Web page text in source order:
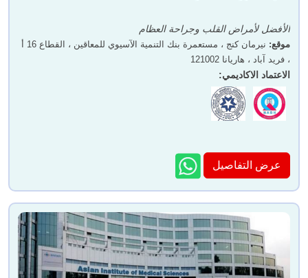
دكتور. شانشال جوبتا
دكتور جون راتان د. دانش جمال
الأفضل لأمراض القلب وجراحة العظام
موقع:
نيرمان كنج ، مستعمرة بنك التنمية الآسيوي للمعاقين ، القطاع 16 أ
، فريد آباد ، هاريانا 121002
الاعتماد الاكاديمي:
عرض التفاصيل